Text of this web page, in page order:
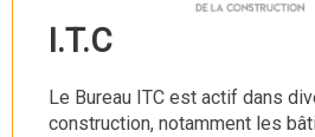
I.T.C
Le Bureau ITC est actif dans
construction, notamment les